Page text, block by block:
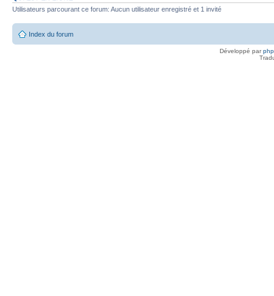
Utilisateurs parcourant ce forum: Aucun utilisateur enregistré et 1 invité
Index du forum
Développé par